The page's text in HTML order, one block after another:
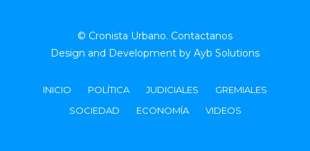
© Cronista Urbano. Contactanos
Design and Development by Ayb Solutions
INICIO POLÍTICA JUDICIALES
GREMIALES
SOCIEDAD
ECONOMÍA VIDEOS